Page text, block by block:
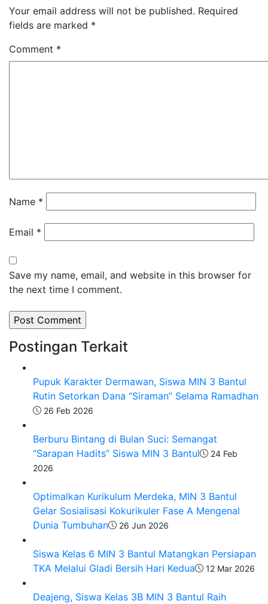
Your email address will not be published. Required
fields are marked *
Comment *
Name *
Email *
Save my name, email, and website in this browser for
the next time I comment.
Postingan Terkait
Pupuk Karakter Dermawan, Siswa MIN 3 Bantul
Rutin Setorkan Dana “Siraman” Selama Ramadhan
26 Feb 2026
Berburu Bintang di Bulan Suci: Semangat
“Sarapan Hadits” Siswa MIN 3 Bantul
24 Feb
2026
Optimalkan Kurikulum Merdeka, MIN 3 Bantul
Gelar Sosialisasi Kokurikuler Fase A Mengenal
Dunia Tumbuhan
26 Jun 2026
Siswa Kelas 6 MIN 3 Bantul Matangkan Persiapan
TKA Melalui Gladi Bersih Hari Kedua
12 Mar 2026
Deajeng, Siswa Kelas 3B MIN 3 Bantul Raih